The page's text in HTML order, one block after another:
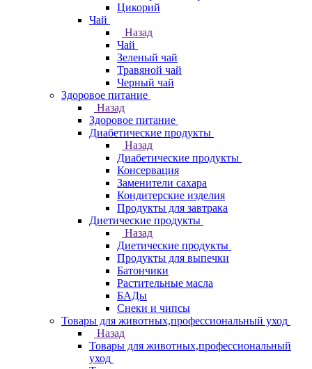
Цикорий
Чай
Назад
Чай
Зеленый чай
Травяной чай
Черный чай
Здоровое питание
Назад
Здоровое питание
Диабетические продукты
Назад
Диабетические продукты
Консервация
Заменители сахара
Кондитерские изделия
Продукты для завтрака
Диетические продукты
Назад
Диетические продукты
Продукты для выпечки
Батончики
Растительные масла
БАДы
Снеки и чипсы
Товары для животных,профессиональный уход
Назад
Товары для животных,профессиональный
уход